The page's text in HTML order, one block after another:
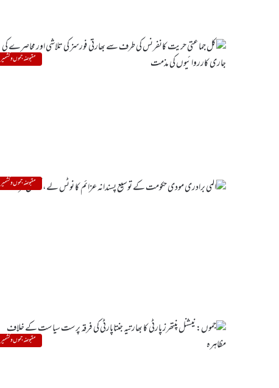
مقبوضہ جموں و کشمیر
مقبوضہ جموں و کشمیر
مقبوضہ جموں و کشمیر